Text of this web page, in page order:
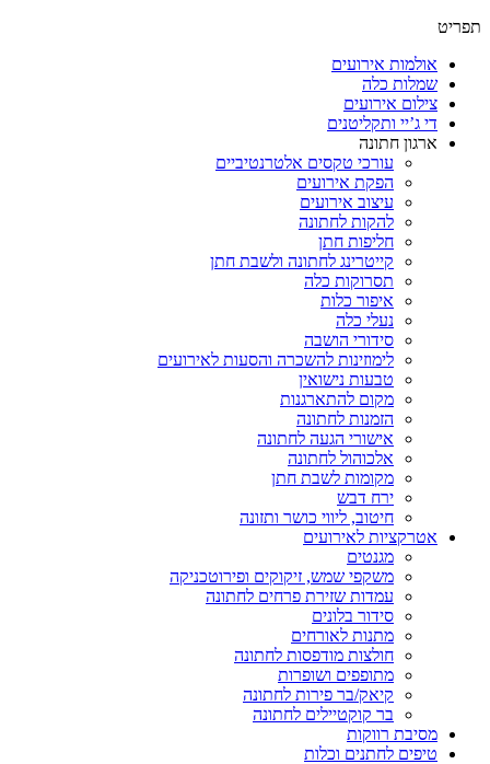
תפריט
אולמות אירועים
שמלות כלה
צילום אירועים
די ג’יי ותקליטנים
ארגון חתונה
עורכי טקסים אלטרנטיביים
הפקת אירועים
עיצוב אירועים
להקות לחתונה
חליפות חתן
קייטרינג לחתונה ולשבת חתן
תסרוקות כלה
איפור כלות
נעלי כלה
סידורי הושבה
לימוזינות להשכרה והסעות לאירועים
טבעות נישואין
מקום להתארגנות
הזמנות לחתונה
אישורי הגעה לחתונה
אלכוהול לחתונה
מקומות לשבת חתן
ירח דבש
חיטוב, ליווי כושר ותזונה
אטרקציות לאירועים
מגנטים
משקפי שמש, זיקוקים ופירוטכניקה
עמדות שזירת פרחים לחתונה
סידור בלונים
מתנות לאורחים
חולצות מודפסות לחתונה
מתופפים ושופרות
קיאק/בר פירות לחתונה
בר קוקטיילים לחתונה
מסיבת רווקות
טיפים לחתנים וכלות